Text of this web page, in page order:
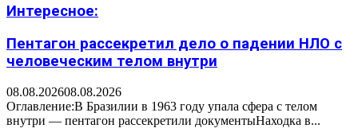
Интересное:
Пентагон рассекретил дело о падении НЛО с
человеческим телом внутри
08.08.202608.08.2026
Оглавление:В Бразилии в 1963 году упала сфера с телом
внутри — пентагон рассекретили документыНаходка в...